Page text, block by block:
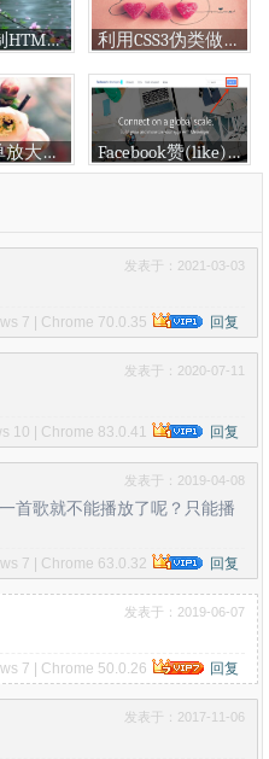
JS实现控制HTML5背景音乐播放暂停 利用CSS3伪类做3D按钮
js图片简单放大缩小功能 Facebook赞(like)与分享(share)sdk接口使用与回调
发表于：2021-03-03
7 | Chrome 70.0.35 回复
发表于：2020-07-11
10 | Chrome 83.0.41 回复
发表于：2019-04-08
首歌就不能播放了呢？只能播
7 | Chrome 63.0.32 回复
发表于：2019-06-07
7 | Chrome 50.0.26 回复
发表于：2017-11-06